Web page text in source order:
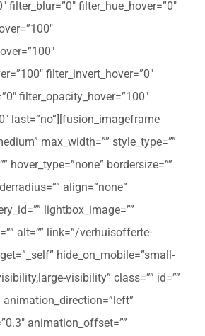
filter_blur=”0″ filter_hue_hover=”0″
filter_invert_hover=”0″
filter_opacity_hover=”100″
last=”no”][fusion_imageframe
max_width=”” style_type=””
hover_type=”none” bordersize=””
align=”none”
lightbox_image=””
alt=”” link=”/verhuisofferte-
hide_on_mobile=”small-
visibility” class=”” id=””
animation_direction=”left”
animation_offset=””